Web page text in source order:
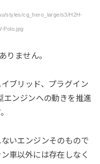
styles/cg_hero_large/s3/H2H-
Polo.jpg
りません。
ブリッド、プラグイン
ンジンへの動きを推進
いエンジンそのもので
車以外には存在しなく